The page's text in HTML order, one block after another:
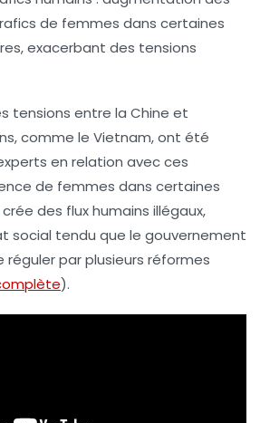
de femmes dans certaines
exacerbant des tensions
tensions entre la Chine et
comme le Vietnam, ont été
en relation avec ces
de femmes dans certaines
des flux humains illégaux,
social tendu que le gouvernement
réguler par plusieurs réformes
).